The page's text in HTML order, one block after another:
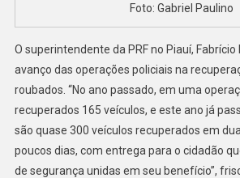
Foto: Gabriel Paulino
O superintendente da PRF no Piauí, Fabrício
avanço das operações policiais na
roubados. “No ano passado, em uma
recuperados 165 veículos, e este ano já
são quase 300 veículos recuperados em
poucos dias, com entrega para o cidadão
de segurança unidas em seu benefício”,